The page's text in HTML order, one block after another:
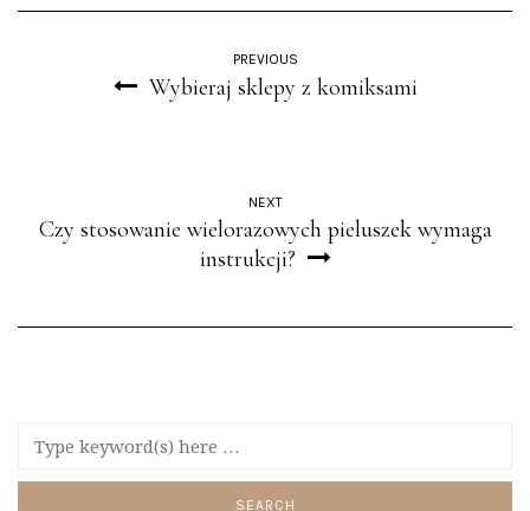
PREVIOUS
Wybieraj sklepy z komiksami
NEXT
Czy stosowanie wielorazowych pieluszek wymaga
instrukcji?